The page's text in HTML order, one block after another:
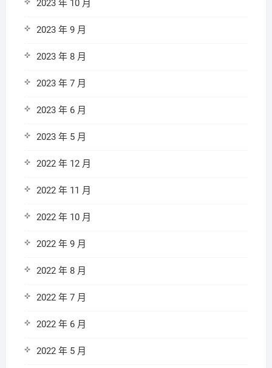
2023 年 10 月
2023 年 9 月
2023 年 8 月
2023 年 7 月
2023 年 6 月
2023 年 5 月
2022 年 12 月
2022 年 11 月
2022 年 10 月
2022 年 9 月
2022 年 8 月
2022 年 7 月
2022 年 6 月
2022 年 5 月